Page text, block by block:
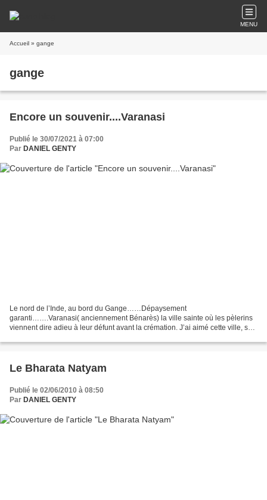
MENU
Accueil » gange
gange
Encore un souvenir....Varanasi
Publié le 30/07/2021 à 07:00
Par DANIEL GENTY
Le nord de l’Inde, au bord du Gange……Dépaysement
garanti…….Varanasi( anciennement Bénarès) la ville sainte où les pèlerins
viennent dire adieu à leur défunt avant la crémation. J’ai aimé cette ville, son
Le Bharata Natyam
Publié le 02/06/2010 à 08:50
Par DANIEL GENTY